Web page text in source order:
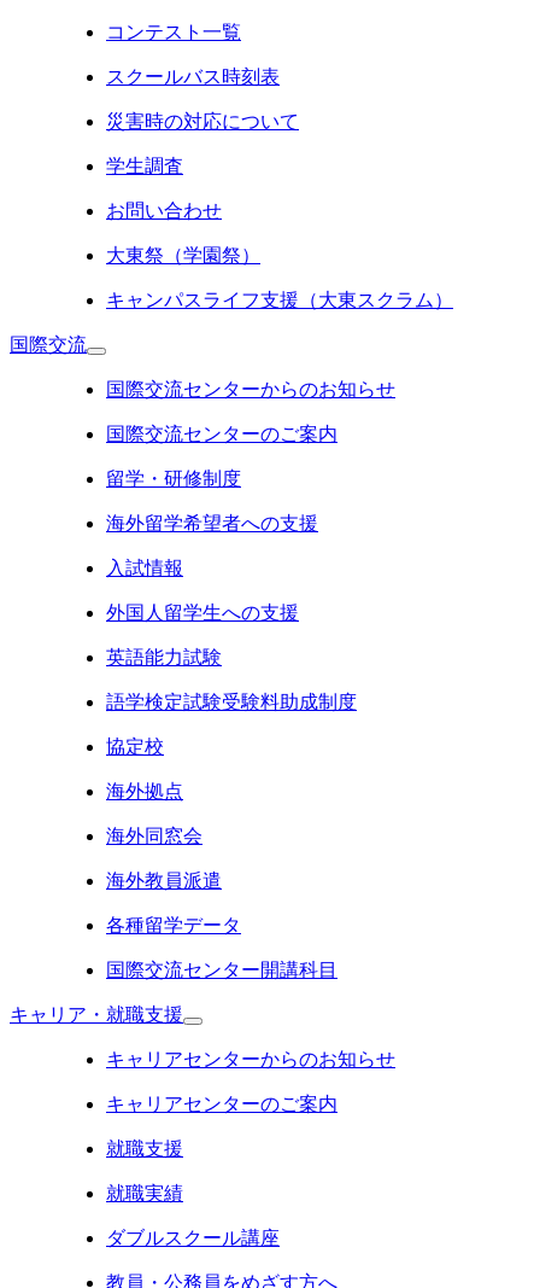
コンテスト一覧
スクールバス時刻表
災害時の対応について
学生調査
お問い合わせ
大東祭（学園祭）
キャンパスライフ支援（大東スクラム）
国際交流
国際交流センターからのお知らせ
国際交流センターのご案内
留学・研修制度
海外留学希望者への支援
入試情報
外国人留学生への支援
英語能力試験
語学検定試験受験料助成制度
協定校
海外拠点
海外同窓会
海外教員派遣
各種留学データ
国際交流センター開講科目
キャリア・就職支援
キャリアセンターからのお知らせ
キャリアセンターのご案内
就職支援
就職実績
ダブルスクール講座
教員・公務員をめざす方へ